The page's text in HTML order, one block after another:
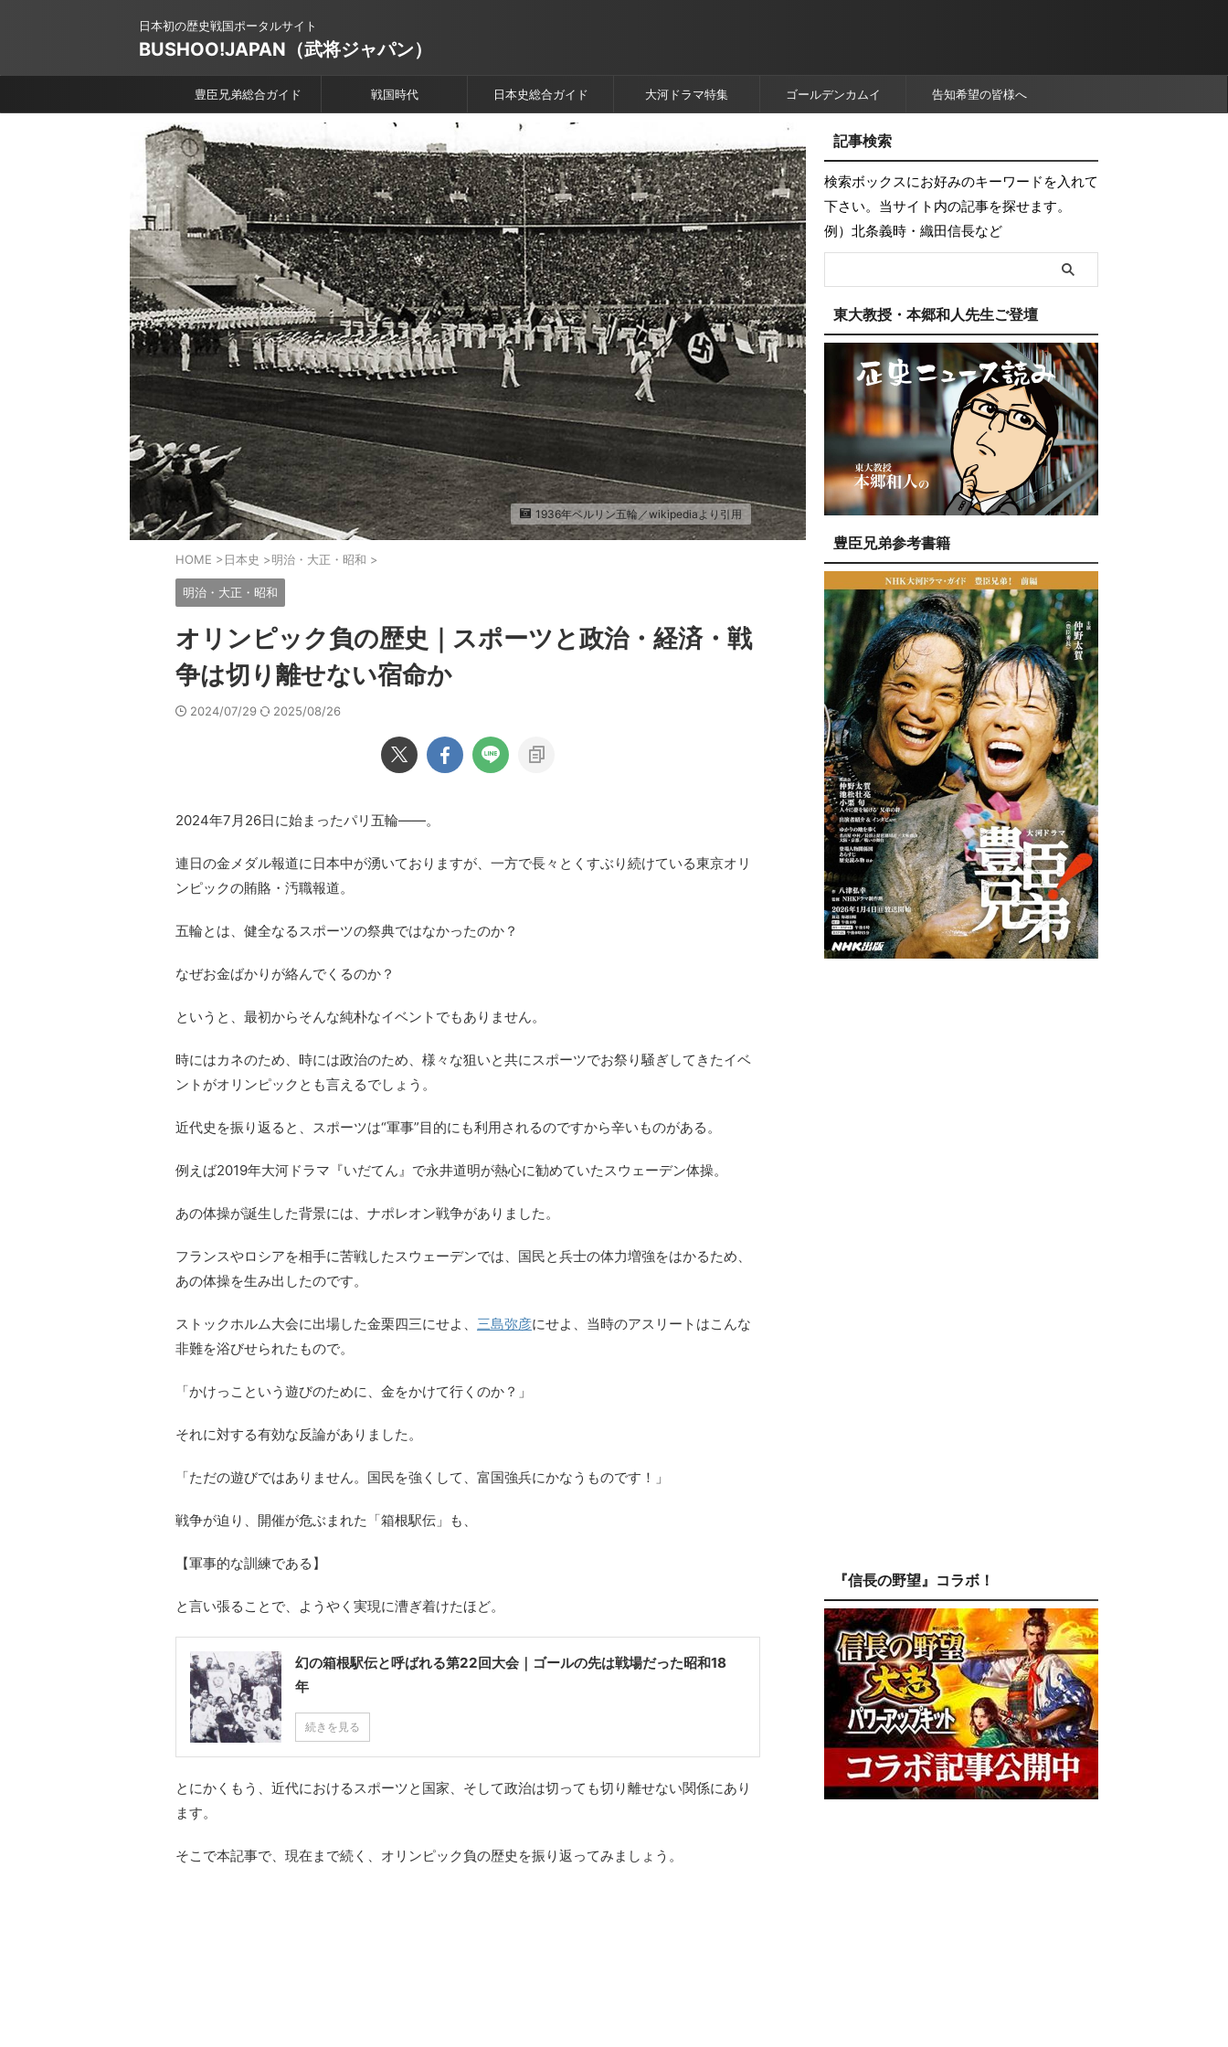
日本初の歴史戦国ポータルサイト
BUSHOO!JAPAN（武将ジャパン）
豊臣兄弟総合ガイド 戦国時代 日本史総合ガイド 大河ドラマ特集 ゴールデンカムイ 告知希望の皆様へ
1936年ベルリン五輪／wikipediaより引用
HOME >日本史 >明治・大正・昭和 >
明治・大正・昭和
オリンピック負の歴史｜スポーツと政治・経済・戦
争は切り離せない宿命か
2024/07/29 2025/08/26
2024年7月26日に始まったパリ五輪――。
連日の金メダル報道に日本中が湧いておりますが、一方で長々とくすぶり続けている東京オリ
ンピックの賄賂・汚職報道。
五輪とは、健全なるスポーツの祭典ではなかったのか？
なぜお金ばかりが絡んでくるのか？
というと、最初からそんな純朴なイベントでもありません。
時にはカネのため、時には政治のため、様々な狙いと共にスポーツでお祭り騒ぎしてきたイベ
ントがオリンピックとも言えるでしょう。
近代史を振り返ると、スポーツは“軍事”目的にも利用されるのですから辛いものがある。
例えば2019年大河ドラマ『いだてん』で永井道明が熱心に勧めていたスウェーデン体操。
あの体操が誕生した背景には、ナポレオン戦争がありました。
フランスやロシアを相手に苦戦したスウェーデンでは、国民と兵士の体力増強をはかるため、
あの体操を生み出したのです。
ストックホルム大会に出場した金栗四三にせよ、 三島弥彦にせよ、当時のアスリートはこんな
非難を浴びせられたもので。
「かけっこという遊びのために、金をかけて行くのか？」
それに対する有効な反論がありました。
「ただの遊びではありません。国民を強くして、富国強兵にかなうものです！」
戦争が迫り、開催が危ぶまれた「箱根駅伝」も、
【軍事的な訓練である】
と言い張ることで、ようやく実現に漕ぎ着けたほど。
幻の箱根駅伝と呼ばれる第22回大会｜ゴールの先は戦場だった昭和18
年
続きを見る
とにかくもう、近代におけるスポーツと国家、そして政治は切っても切り離せない関係にあり
ます。
そこで本記事で、現在まで続く、オリンピック負の歴史を振り返ってみましょう。
記事検索
検索ボックスにお好みのキーワードを入れて
下さい。当サイト内の記事を探せます。
例）北条義時・織田信長など
東大教授・本郷和人先生ご登壇
豊臣兄弟参考書籍
『信長の野望』コラボ！